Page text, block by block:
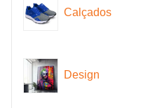
Calçados
Design